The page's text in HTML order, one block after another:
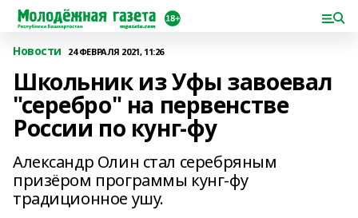
Новости 24 ФЕВРАЛЯ 2021, 11:26
Школьник из Уфы завоевал
"серебро" на первенстве
России по кунг-фу
Александр Олин стал серебряным
призёром программы кунг-фу
традиционное ушу.